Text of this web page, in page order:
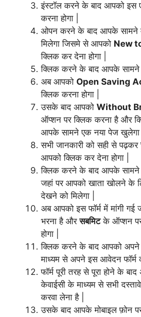
इंस्टॉल करने के बाद आपको इस
करना होगा |
ओपन करने के बाद आपके सामने
मिलेगा जिसमे से आपको New
क्लिक कर देना होगा |
क्लिक करने के बाद आपके
अब आपको Open Saving
क्लिक करना होगा |
उसके बाद आपको Without
ऑप्शन पर क्लिक करना है और
आपके सामने एक नया पेज
सभी जानकारी को सही से पढ़कर
आपको क्लिक कर देना होगा |
क्लिक करने के बाद आपके
जहां पर आपको खाता खोलने के
देखने को मिलेगा |
अब आपको इस फॉर्म में मांगी गई
भरना है औरसबमिटके ऑप्शन
होगा |
क्लिक करने के बाद आपको अपने
माध्यम से अपने इस आवेदन फॉर्म
फॉर्म पूरी तरह से पूरा होने के
केवाईसी के माध्यम से सभी
करवा लेना है |
उसके बाद आपके मोबाइल फ़ोन